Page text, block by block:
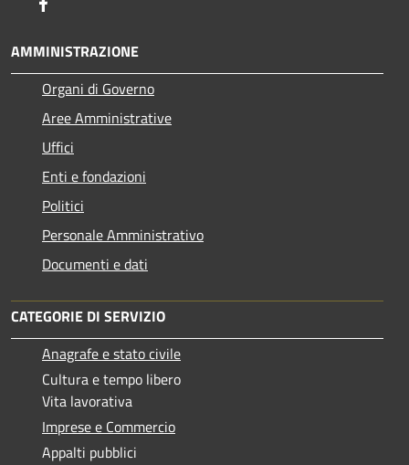
AMMINISTRAZIONE
Organi di Governo
Aree Amministrative
Uffici
Enti e fondazioni
Politici
Personale Amministrativo
Documenti e dati
CATEGORIE DI SERVIZIO
Anagrafe e stato civile
Cultura e tempo libero
Vita lavorativa
Imprese e Commercio
Appalti pubblici